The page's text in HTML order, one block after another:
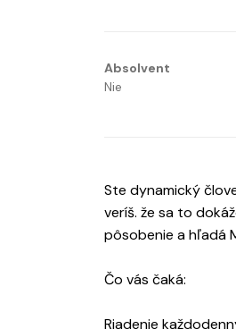
Absolvent
Nie
Ste dynamický
veríš. že sa to
pôsobenie a hľadá
Čo vás čaká:
Riadenie